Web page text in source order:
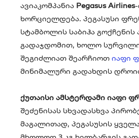
ავიაკომპანია Pegasus Airlines
ხორციელდება. პეგასუსი
სტამბოლის საბიჰა
გადაჯდომით, ხოლო
შეგიძლიათ შეარჩიოთ იაფი
მინიმალური გადახდის
ქუთაისი ამსტერდამი იაფი
შეძენისას სხვადასხვა
მაგალითად, პეგასუსის